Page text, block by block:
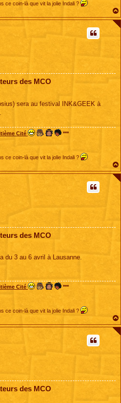
ce coin-là que vit la jolie Indali ?
des MCO
sera au festival INK&GEEK à
Cité
***
ce coin-là que vit la jolie Indali ?
des MCO
du 3 au 6 avril à Lausanne.
Cité
***
ce coin-là que vit la jolie Indali ?
des MCO